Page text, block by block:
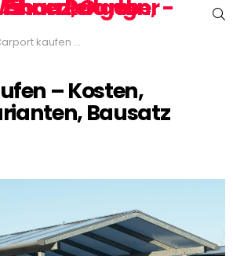
kaufen – Kosten, Vorteile, Varianten, Bausatz
– Kosten,
Bausatz